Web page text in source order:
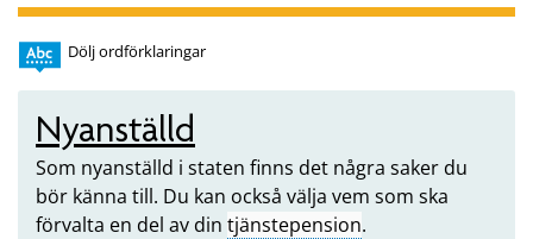
Dölj ordförklaringar
Nyanställd
Som nyanställd i staten finns det några saker du
bör känna till. Du kan också välja vem som ska
förvalta en del av din tjänstepension.